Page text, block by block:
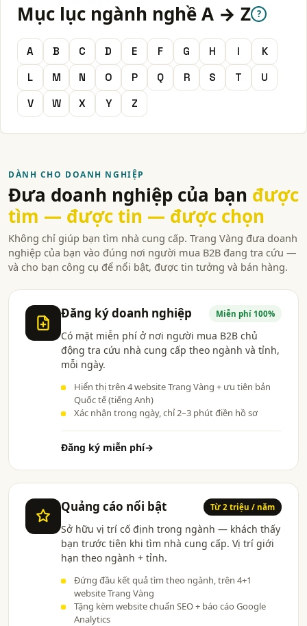
Mục lục ngành nghề A → Z ?
A B C D E F G H I
K
L
M N O P Q R S T
U
V
W X Y Z
DÀNH CHO DOANH NGHIỆP
Đưa doanh nghiệp của bạn được
tìm — được tin — được chọn
Không chỉ giúp bạn tìm nhà cung cấp. Trang Vàng đưa doanh
nghiệp của bạn vào đúng nơi người mua B2B đang tra cứu —
và cho bạn công cụ để nổi bật, được tin tưởng và bán hàng.
Đăng ký doanh nghiệp Miễn phí 100%
Có mặt miễn phí ở nơi người mua B2B chủ
động tra cứu nhà cung cấp theo ngành và tỉnh,
mỗi ngày.
Hiển thị trên 4 website Trang Vàng + ưu tiên bản
Quốc tế (tiếng Anh)
Xác nhận trong ngày, chỉ 2–3 phút điền hồ sơ
Đăng ký miễn phí→
Quảng cáo nổi bật Từ 2 triệu / năm
Sở hữu vị trí cố định trong ngành — khách thấy
bạn trước tiên khi tìm nhà cung cấp. Vị trí giới
hạn theo ngành + tỉnh.
Đứng đầu kết quả tìm theo ngành, trên 4+1
website Trang Vàng
Tặng kèm website chuẩn SEO + báo cáo Google
Analytics